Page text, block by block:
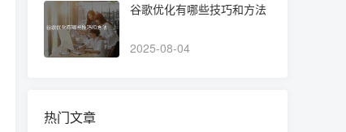
谷歌优化有哪些技巧和方法
2025-08-04
热门文章